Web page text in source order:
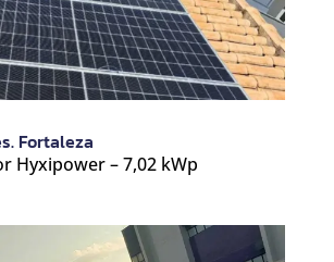
Fortaleza
Hyxipower – 7,02 kWp